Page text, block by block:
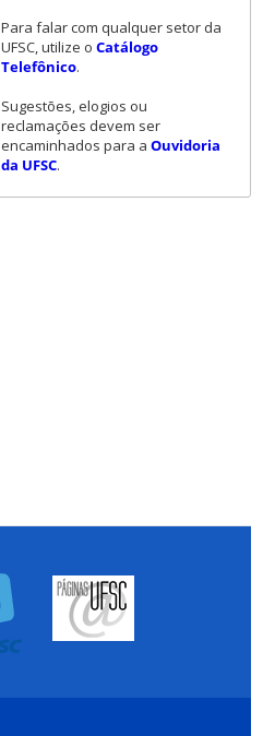
Para falar com qualquer setor da
UFSC, utilize o Catálogo
Telefônico.
Sugestões, elogios ou
reclamações devem ser
encaminhados para a Ouvidoria
da UFSC.